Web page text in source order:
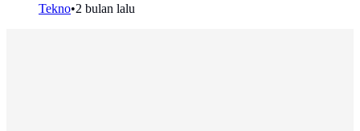
Tekno•2 bulan lalu